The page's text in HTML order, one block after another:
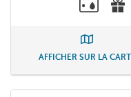
AFFICHER SUR LA